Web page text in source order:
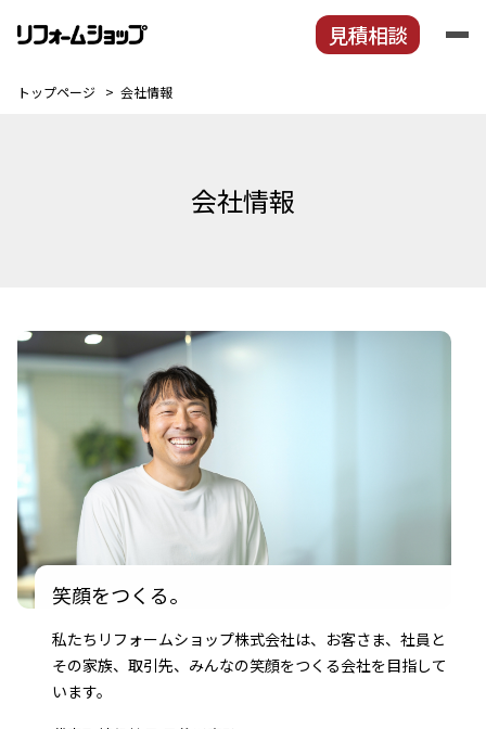
見積相談
参考例
リフォームの進め方
見積相談
職方募集
トップページ 会社情報
会社情報
笑顔をつくる。
私たちリフォームショップ株式会社は、お客さま、社員と
その家族、取引先、みんなの笑顔をつくる会社を目指して
います。